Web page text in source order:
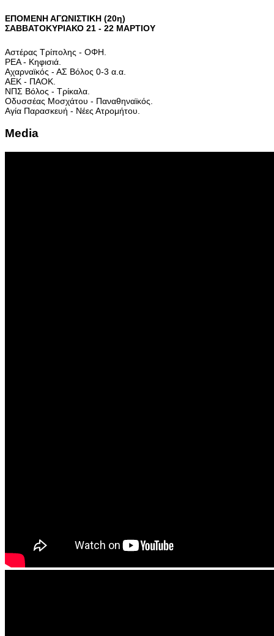
ΕΠΟΜΕΝΗ ΑΓΩΝΙΣΤΙΚΗ (20η)
ΣΑΒΒΑΤΟΚΥΡΙΑΚΟ 21 - 22 ΜΑΡΤΙΟΥ
Αστέρας Τρίπολης - ΟΦΗ.
ΡΕΑ - Κηφισιά.
Αχαρναϊκός - ΑΣ Βόλος 0-3 α.α.
ΑΕΚ - ΠΑΟΚ.
ΝΠΣ Βόλος - Τρίκαλα.
Οδυσσέας Μοσχάτου - Παναθηναϊκός.
Αγία Παρασκευή - Νέες Ατρομήτου.
Media